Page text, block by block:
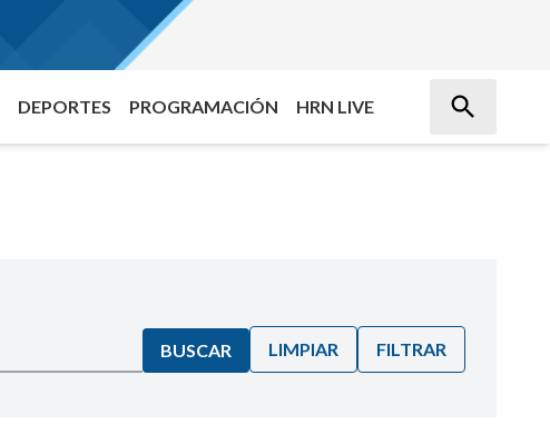
DEPORTES PROGRAMACIÓN HRN LIVE
BUSCAR LIMPIAR FILTRAR